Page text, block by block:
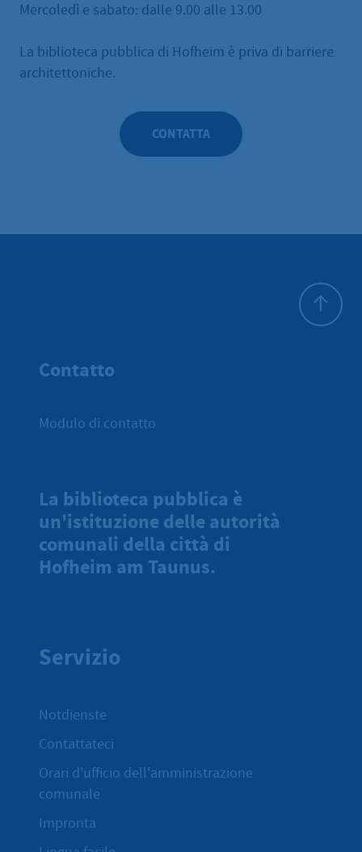
Mercoledì e sabato: dalle 9.00 alle 13.00
La biblioteca pubblica di Hofheim è priva di barriere
architettoniche.
CONTATTA
Contatto
Modulo di contatto
La biblioteca pubblica è
un'istituzione delle autorità
comunali della città di
Hofheim am Taunus.
Servizio
Notdienste
Contattateci
Orari d'ufficio dell'amministrazione
comunale
Impronta